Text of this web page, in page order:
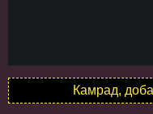
Камрад,